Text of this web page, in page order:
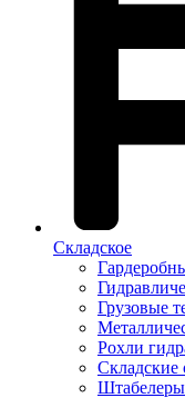
Складское
Грузовые
Рохли
Складские
Штабелеры